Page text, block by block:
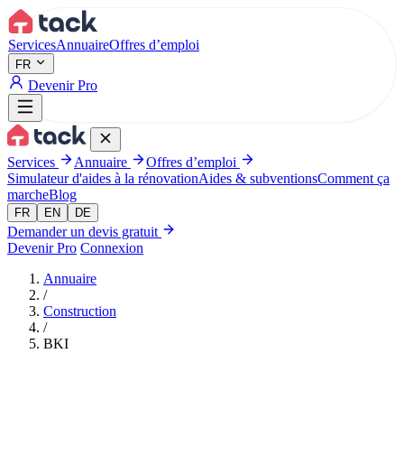
Aller au contenu principal
ServicesAnnuaireOffres d’emploi
FR
Devenir Pro
Services Annuaire
Offres d’emploi
Simulateur d'aides à la rénovationAides & subventionsComment ça
marcheBlog
FR EN DE
Demander un devis gratuit
Devenir Pro Connexion
Annuaire
/
Construction
/
BKI